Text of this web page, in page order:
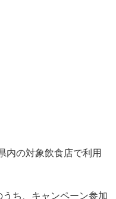
内の対象飲食店で利用
ち、キャンペーン参加